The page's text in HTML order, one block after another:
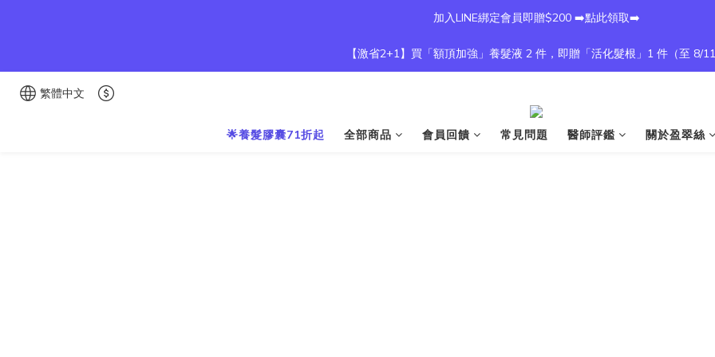
加入LINE綁定會員即贈$200 ➡️點此領取➡️
【激省2+1】買「額頂加強」養髮液 2 件，即贈「活化髮根」1 件（至 8/
繁體中文
🌟養髮膠囊71折起 全部商品 會員回饋 常見問題 醫師評鑑 關於盈翠絲